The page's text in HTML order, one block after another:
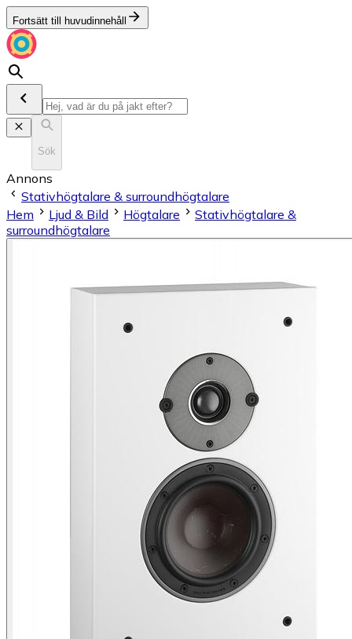
Fortsätt till huvudinnehåll
Sök
Annons
Stativhögtalare & surroundhögtalare
Hem
Ljud & Bild Högtalare
Stativhögtalare &
surroundhögtalare